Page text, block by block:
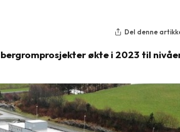
Del denne
økte i 2023 til